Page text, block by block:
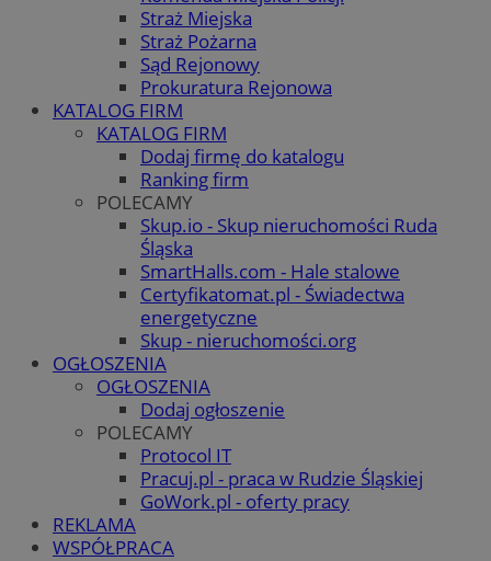
Straż Miejska
Straż Pożarna
Sąd Rejonowy
Prokuratura Rejonowa
KATALOG FIRM
KATALOG FIRM
Dodaj firmę do katalogu
Ranking firm
POLECAMY
Skup.io - Skup nieruchomości Ruda
Śląska
SmartHalls.com - Hale stalowe
Certyfikatomat.pl - Świadectwa
energetyczne
Skup - nieruchomości.org
OGŁOSZENIA
OGŁOSZENIA
Dodaj ogłoszenie
POLECAMY
Protocol IT
Pracuj.pl - praca w Rudzie Śląskiej
GoWork.pl - oferty pracy
REKLAMA
WSPÓŁPRACA